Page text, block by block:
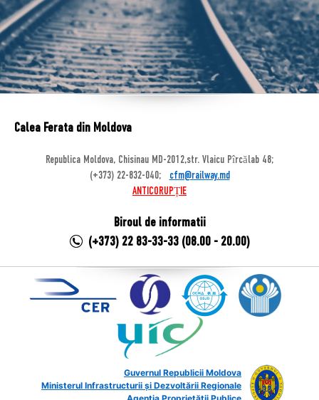
Calea Ferata din Moldova
Republica Moldova, Chisinau MD-2012,str. Vlaicu Pîrcălab 48;
(+373) 22-832-040;
cfm@railway.md
ANTICORUPȚIE
Biroul de informatii
(+373) 22 83-33-33 (08.00 - 20.00)
Guvernul Republicii Moldova
Ministerul Infrastructurii și Dezvoltării Regionale